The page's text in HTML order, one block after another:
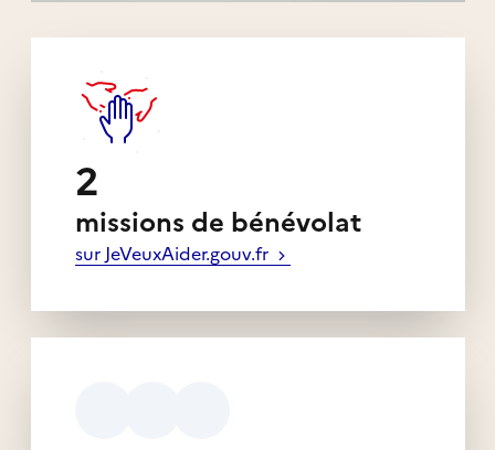
2
missions de bénévolat
sur JeVeuxAider.gouv.fr